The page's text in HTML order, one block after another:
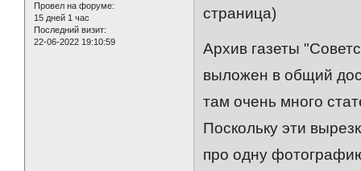
Провел на форуме:
15 дней 1 час
Последний визит:
22-06-2022 19:10:59
страница)
Архив газеты
выложен в общий
там очень много
Поскольку эти
про одну